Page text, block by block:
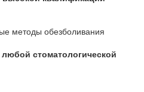
методы обезболивания
стоматологической